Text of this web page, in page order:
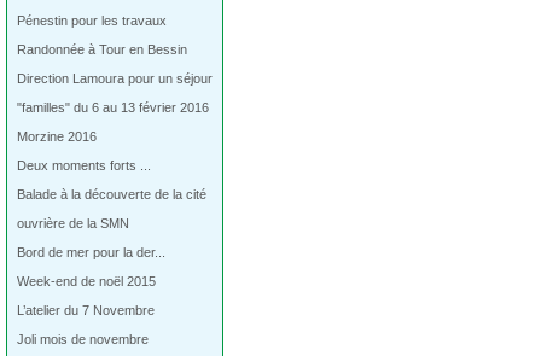
Pénestin pour les travaux
Randonnée à Tour en Bessin
Direction Lamoura pour un séjour
"familles" du 6 au 13 février 2016
Morzine 2016
Deux moments forts ...
Balade à la découverte de la cité
ouvrière de la SMN
Bord de mer pour la der...
Week-end de noël 2015
L’atelier du 7 Novembre
Joli mois de novembre